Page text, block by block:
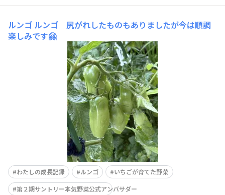
ルンゴ ルンゴ 尻がれしたものもありましたが今は順調
楽しみです🤗
わたしの成長記録 ルンゴ
いちごが育てた野菜
第２期サントリー本気野菜公式アンバサダー